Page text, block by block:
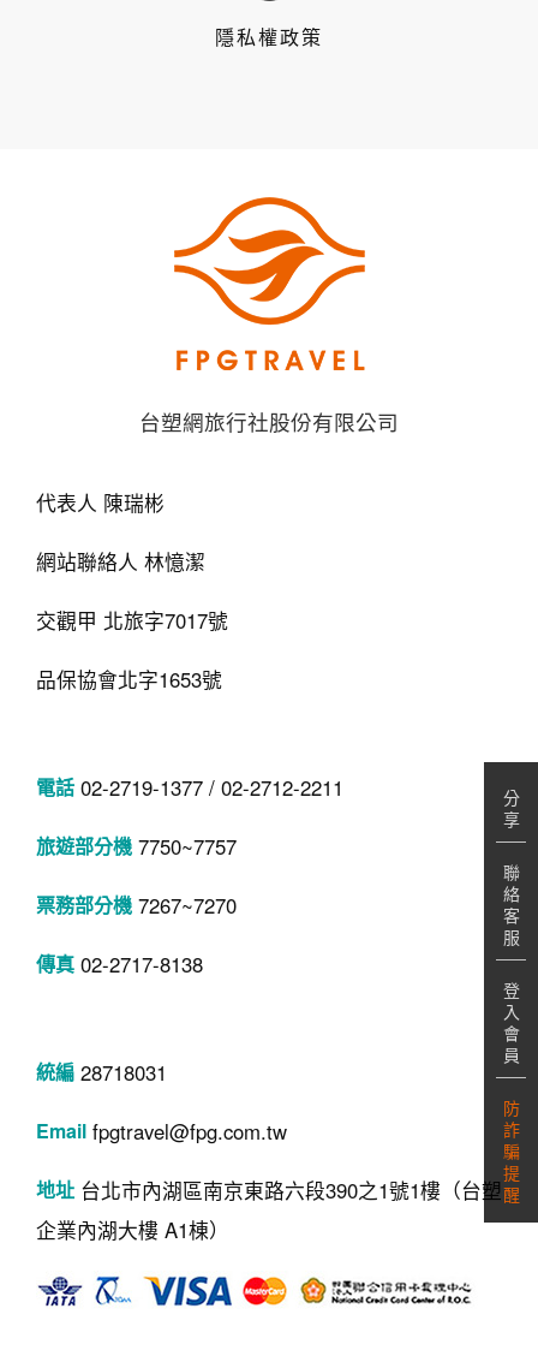
隱私權政策
台塑網旅行社股份有限公司
代表人 陳瑞彬
網站聯絡人 林憶潔
交觀甲 北旅字7017號
品保協會北字1653號
02-2719-1377 / 02-2712-2211
7750~7757
7267~7270
02-2717-8138
28718031
fpgtravel@fpg.com.tw
台北市內湖區南京東路六段390之1號1樓（台塑
企業內湖大樓 A1棟）
分
享
聯
絡
客
服
登
入
會
員
防
詐
騙
提
醒